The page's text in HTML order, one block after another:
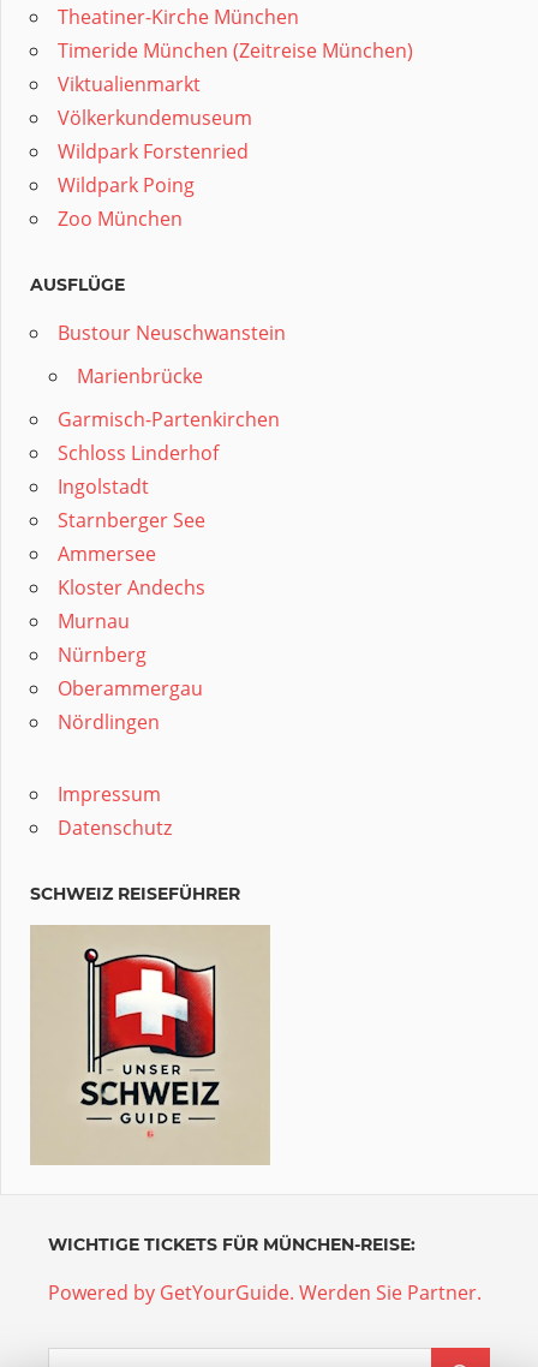
Theatiner-Kirche München
Timeride München (Zeitreise München)
Viktualienmarkt
Völkerkundemuseum
Wildpark Forstenried
Wildpark Poing
Zoo München
AUSFLÜGE
Bustour Neuschwanstein
Marienbrücke
Garmisch-Partenkirchen
Schloss Linderhof
Ingolstadt
Starnberger See
Ammersee
Kloster Andechs
Murnau
Nürnberg
Oberammergau
Nördlingen
Impressum
Datenschutz
SCHWEIZ REISEFÜHRER
WICHTIGE TICKETS FÜR MÜNCHEN-REISE:
Powered by GetYourGuide. Werden Sie Partner.